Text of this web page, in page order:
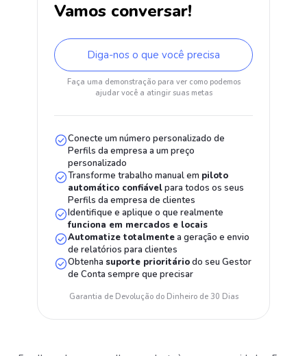
Vamos conversar!
Diga-nos o que você precisa
Faça uma demonstração para ver como podemos
ajudar você a atingir suas metas
Conecte um número personalizado de
Perfils da empresa a um preço
personalizado
Transforme trabalho manual em piloto
automático confiávelpara todos os seus
Perfils da empresa de clientes
Identifique e aplique o que realmente
funciona em mercados e locais
Automatize totalmentea geração e envio
de relatórios para clientes
Obtenha suporte prioritáriodo seu Gestor
de Conta sempre que precisar
Garantia de Devolução do Dinheiro de 30 Dias